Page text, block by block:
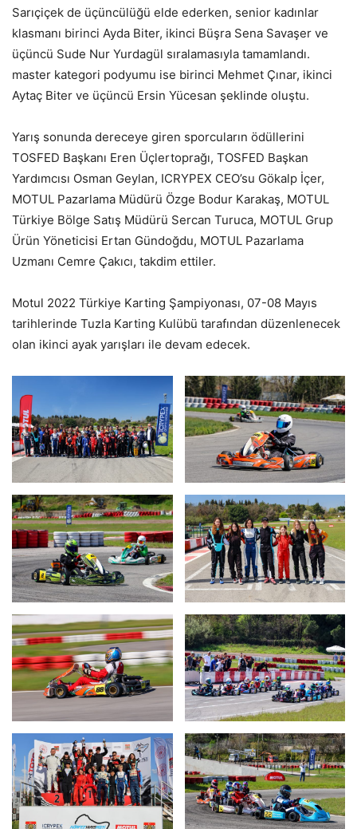
Sarıçiçek de üçüncülüğü elde ederken, senior kadınlar
klasmanı birinci Ayda Biter, ikinci Büşra Sena Savaşer ve
üçüncü Sude Nur Yurdagül sıralamasıyla tamamlandı.
master kategori podyumu ise birinci Mehmet Çınar, ikinci
Aytaç Biter ve üçüncü Ersin Yücesan şeklinde oluştu.
Yarış sonunda dereceye giren sporcuların ödüllerini
TOSFED Başkanı Eren Üçlertoprağı, TOSFED Başkan
Yardımcısı Osman Geylan, ICRYPEX CEO’su Gökalp İçer,
MOTUL Pazarlama Müdürü Özge Bodur Karakaş, MOTUL
Türkiye Bölge Satış Müdürü Sercan Turuca, MOTUL Grup
Ürün Yöneticisi Ertan Gündoğdu, MOTUL Pazarlama
Uzmanı Cemre Çakıcı, takdim ettiler.
Motul 2022 Türkiye Karting Şampiyonası, 07-08 Mayıs
tarihlerinde Tuzla Karting Kulübü tarafından düzenlenecek
olan ikinci ayak yarışları ile devam edecek.